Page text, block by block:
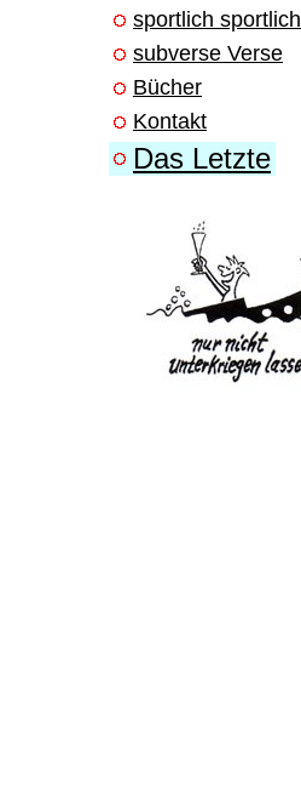
sportlich sportlich
subverse Verse
Bücher
Kontakt
Das Letzte